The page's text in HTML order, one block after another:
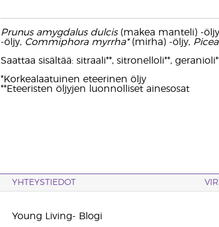
Prunus amygdalus dulcis(makea manteli) -
-öljy, Commiphora myrrha*(mirha) -öljy,
Saattaa sisältää: sitraali**, sitronelloli**,
*Korkealaatuinen eteerinen öljy
**Eteeristen öljyjen luonnolliset ainesosat
YHTEYSTIEDOT
Young Living- Blogi